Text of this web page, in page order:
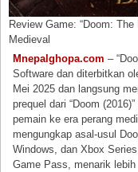
Review Game: “Doom:
Medieval
Mnepalghopa.com –
Software dan diterbitkan
Mei 2025 dan langsung
prequel dari “Doom
pemain ke era perang
mengungkap asal-usul
Windows, dan Xbox
Game Pass, menarik